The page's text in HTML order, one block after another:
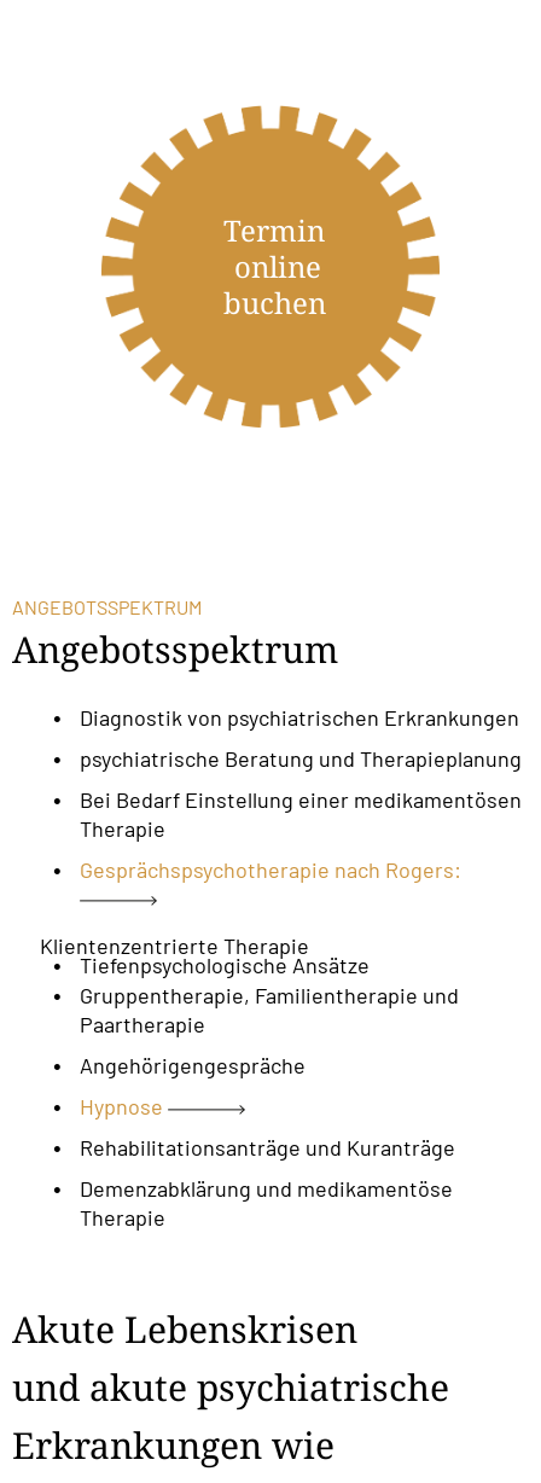
Termin
online
buchen
ANGEBOTSSPEKTRUM
Angebotsspektrum
Diagnostik von psychiatrischen Erkrankungen
psychiatrische Beratung und Therapieplanung
Bei Bedarf Einstellung einer medikamentösen
Therapie
Gesprächspsychotherapie nach Rogers:
Klientenzentrierte Therapie
Tiefenpsychologische Ansätze
Gruppentherapie, Familientherapie und
Paartherapie
Angehörigengespräche
Hypnose
Rehabilitationsanträge und Kuranträge
Demenzabklärung und medikamentöse
Therapie
Akute Lebenskrisen
und akute psychiatrische
Erkrankungen wie